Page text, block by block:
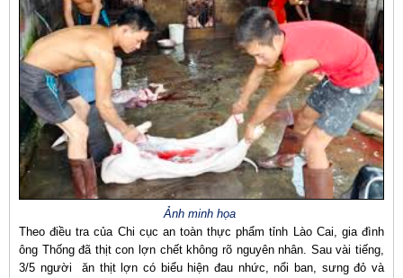
Ảnh minh họa
Theo điều tra của Chi cục an toàn thực phẩm tỉnh Lào Cai, gia đình
ông Thống đã thịt con lợn chết không rõ nguyên nhân. Sau vài tiếng,
3/5 người ăn thịt lợn có biểu hiện đau nhức, nổi ban, sưng đỏ và